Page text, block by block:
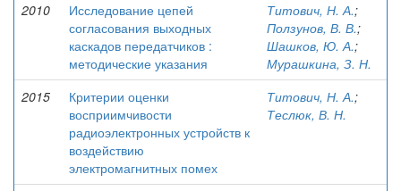
2010
Исследование цепей
согласования выходных
каскадов передатчиков :
методические указания
Титович, Н. А.;
Ползунов, В. В.;
Шашков, Ю. А.;
Мурашкина, З. Н.
2015
Критерии оценки
восприимчивости
радиоэлектронных устройств к
воздействию
электромагнитных помех
Титович, Н. А.;
Теслюк, В. Н.